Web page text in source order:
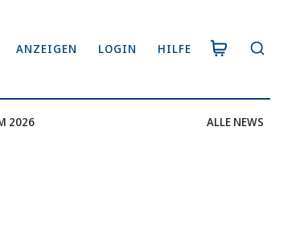
ANZEIGEN LOGIN HILFE
2026 ALLE NEWS